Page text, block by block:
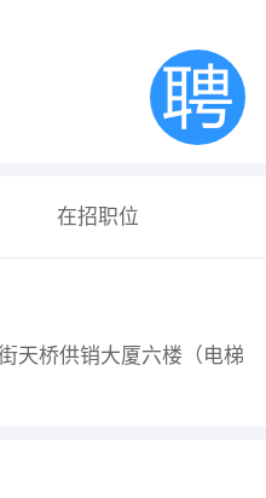
在招职位
天桥供销大厦六楼（电梯